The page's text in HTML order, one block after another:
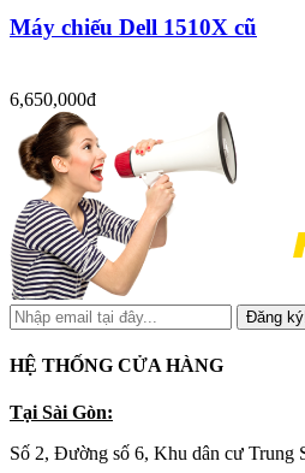
Máy chiếu Dell 1510X cũ
6,650,000đ
Đăng
HỆ THỐNG CỬA HÀNG
Tại Sài Gòn:
Số 2, Đường số 6, Khu dân cư Trung